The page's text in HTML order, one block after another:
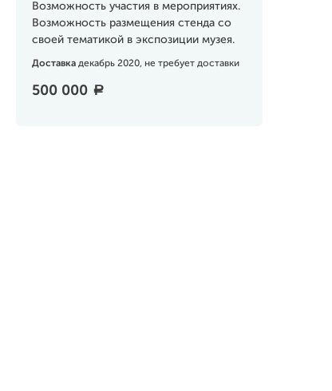
Возможность участия в мероприятиях.
Возможность размещения стенда со
своей тематикой в экспозиции музея.
Доставка декабрь 2020, не требует доставки
500 000 a